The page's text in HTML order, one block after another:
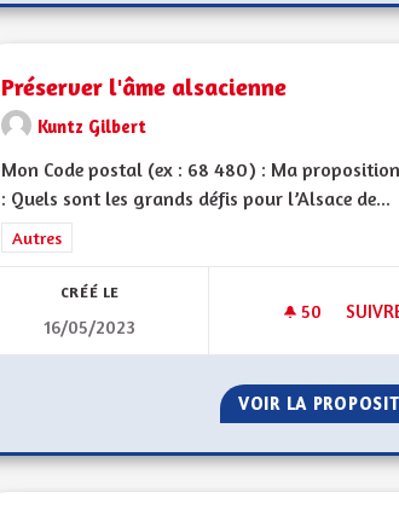
Préserver l'âme alsacienne
Kuntz Gilbert
Mon Code postal (ex : 68 480) : Ma proposition
: Quels sont les grands défis pour l’Alsace de...
Filtrer les résultats de la catégorie : Autres
Autres
CRÉÉ LE
16/05/2023
50 50
VOIR LA